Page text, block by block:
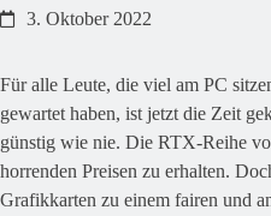
3. Oktober 2022
Für alle Leute, die viel am PC
gewartet haben, ist jetzt die Zeit
günstig wie nie. Die RTX-Reihe
horrenden Preisen zu erhalten.
Grafikkarten zu einem fairen und